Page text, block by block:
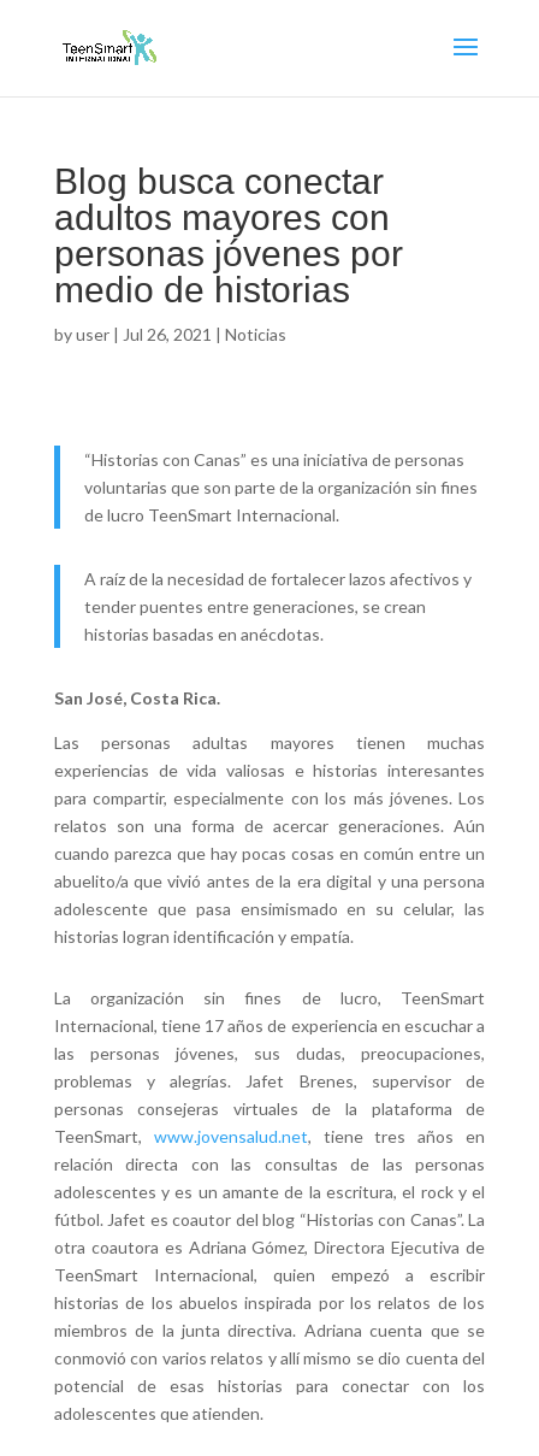
Blog busca conectar
adultos mayores con
personas jóvenes por
medio de historias
byuser| Jul 26, 2021 | Noticias
“Historias con Canas” es una iniciativa de personas
voluntarias que son parte de la organización sin fines
de lucro TeenSmart Internacional.
A raíz de la necesidad de fortalecer lazos afectivos y
tender puentes entre generaciones, se crean
historias basadas en anécdotas.
San José, Costa Rica.
Las personas adultas mayores tienen muchas
experiencias de vida valiosas e historias interesantes
para compartir, especialmente con los más jóvenes. Los
relatos son una forma de acercar generaciones. Aún
cuando parezca que hay pocas cosas en común entre un
abuelito/a que vivió antes de la era digital y una persona
adolescente que pasa ensimismado en su celular, las
historias logran identificación y empatía.
La organización sin fines de lucro, TeenSmart
Internacional, tiene 17 años de experiencia en escuchar a
las personas jóvenes, sus dudas, preocupaciones,
problemas y alegrías. Jafet Brenes, supervisor de
personas consejeras virtuales de la plataforma de
TeenSmart, www.jovensalud.net, tiene tres años en
relación directa con las consultas de las personas
adolescentes y es un amante de la escritura, el rock y el
fútbol. Jafet es coautor del blog “Historias con Canas”. La
otra coautora es Adriana Gómez, Directora Ejecutiva de
TeenSmart Internacional, quien empezó a escribir
historias de los abuelos inspirada por los relatos de los
miembros de la junta directiva. Adriana cuenta que se
conmovió con varios relatos y allí mismo se dio cuenta del
potencial de esas historias para conectar con los
adolescentes que atienden.